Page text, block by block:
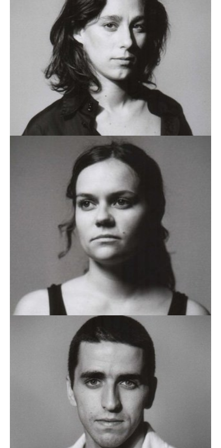
MARIA TENGARRINHA
MATILDE ALMEIDA